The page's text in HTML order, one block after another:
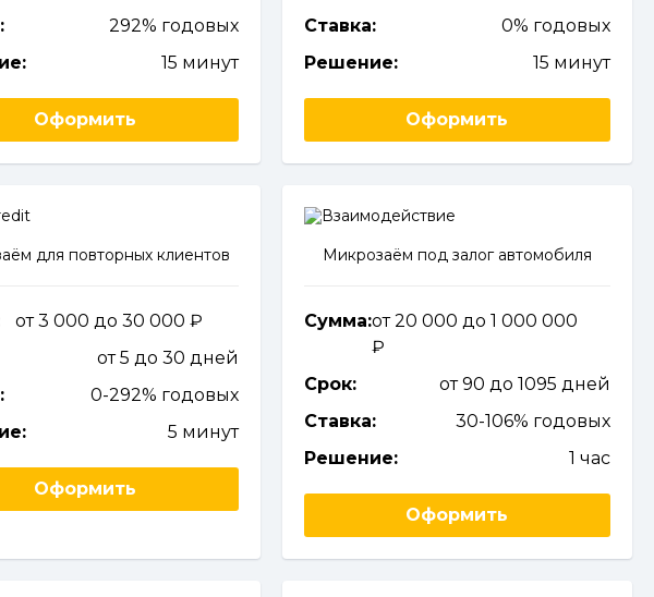
292% годовых
15 минут
Оформить
Ставка:
0% годовых
Решение:
15 минут
Оформить
для повторных клиентов
от 3 000 до 30 000
от 5 до 30 дней
0-292% годовых
5 минут
Оформить
Микрозаём под залог автомобиля
Сумма:от 20 000 до 1 000 000
Срок:
от 90 до 1095 дней
Ставка:
30-106% годовых
Решение:
1 час
Оформить